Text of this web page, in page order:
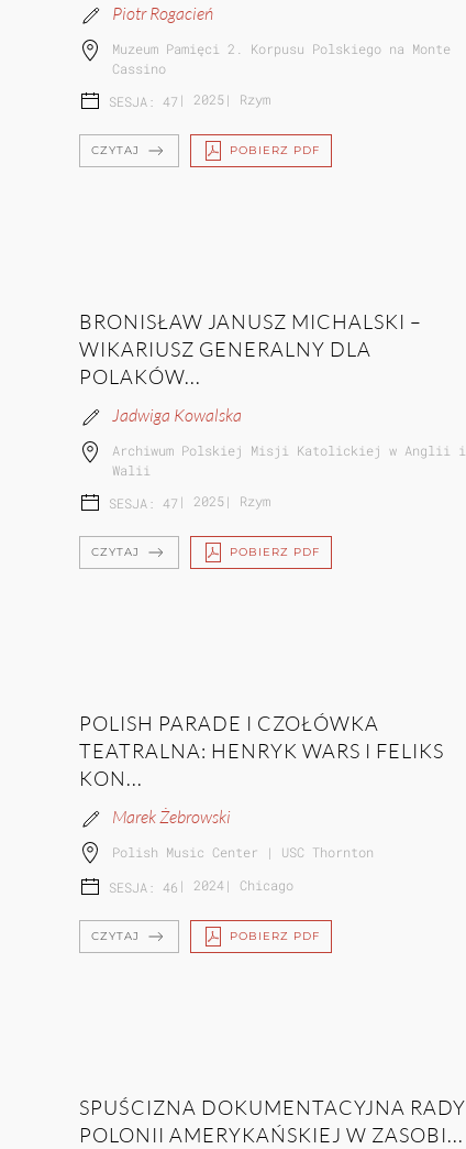
Piotr Rogacień
Muzeum Pamięci 2. Korpusu Polskiego na Monte
Cassino
SESJA: 47 | 2025| Rzym
CZYTAJ POBIERZ PDF
BRONISŁAW JANUSZ MICHALSKI –
WIKARIUSZ GENERALNY DLA
POLAKÓW...
Jadwiga Kowalska
Archiwum Polskiej Misji Katolickiej w Anglii i
Walii
SESJA: 47 | 2025| Rzym
CZYTAJ POBIERZ PDF
POLISH PARADE I CZOŁÓWKA
TEATRALNA: HENRYK WARS I FELIKS
KON...
Marek Żebrowski
Polish Music Center | USC Thornton
SESJA: 46 | 2024| Chicago
CZYTAJ POBIERZ PDF
SPUŚCIZNA DOKUMENTACYJNA RADY
POLONII AMERYKAŃSKIEJ W ZASOBI...